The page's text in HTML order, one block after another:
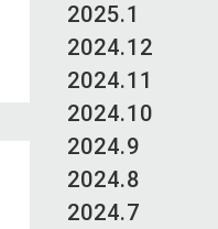
2025.1
2024.12
2024.11
2024.10
2024.9
2024.8
2024.7